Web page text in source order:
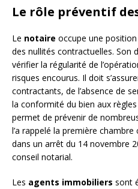
Le rôle préventif
Le notaire occupe une
des nullités contractuelles. Son
vérifier la régularité de
risques encourus. Il doit
contractants, de l’absence de
la conformité du bien aux
permet de prévenir de
l’a rappelé la première
dans un arrêt du 14 novembre
conseil notarial.
Les agents immobiliers sont